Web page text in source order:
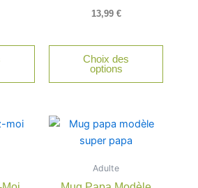
13,99 €
Choix des
options
Plage
14,00 €
Adulte